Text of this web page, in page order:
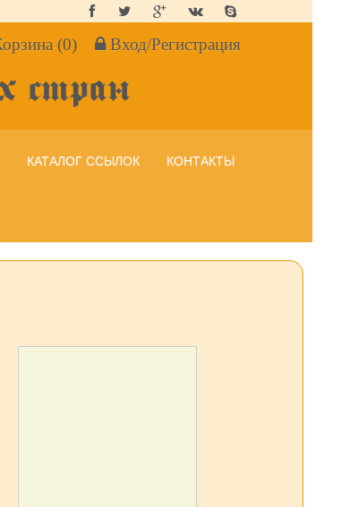
(0) Вход/Регистрация
стран
КАТАЛОГ ССЫЛОК КОНТАКТЫ